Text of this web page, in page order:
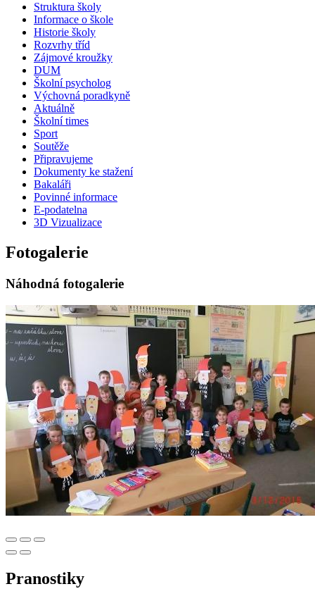
Struktura školy
Informace o škole
Historie školy
Rozvrhy tříd
Zájmové kroužky
DUM
Školní psycholog
Výchovná poradkyně
Aktuálně
Školní times
Sport
Soutěže
Připravujeme
Dokumenty ke stažení
Bakaláři
Povinné informace
E-podatelna
3D Vizualizace
Fotogalerie
Náhodná fotogalerie
Pranostiky